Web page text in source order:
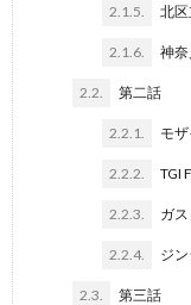
2.1.5. 北
2.1.6. 神
2.2. 第二話
2.2.1. モ
2.2.2. TGI
2.2.3. ガ
2.2.4. ジ
2.3. 第三話